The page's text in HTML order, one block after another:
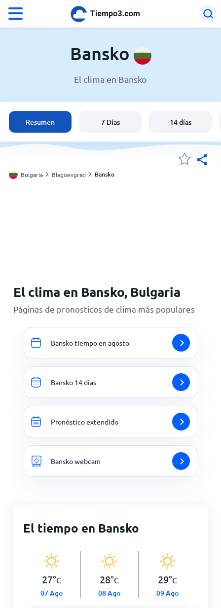
Bulgaria
España
Argentina
Bansko
El clima en Bansko
Resumen 7 Días 14 días
Bulgaria Blagoevgrad Bansko
El clima en Bansko, Bulgaria
Páginas de pronosticos de clima más populares
Bansko tiempo en agosto
Bansko 14 días
Pronóstico extendido
Bansko webcam
El tiempo en Bansko
27°C
07 Ago
28°C
08 Ago
29°C
09 Ago